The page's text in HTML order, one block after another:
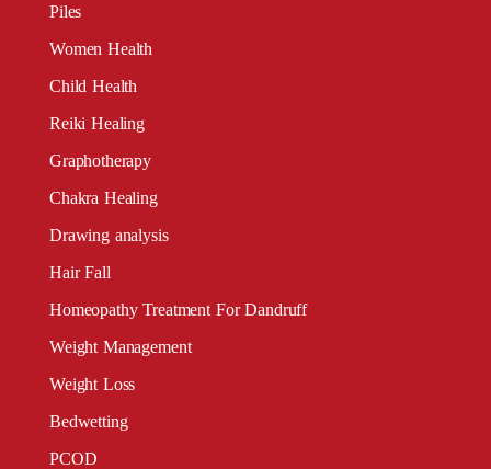
Piles
Women Health
Child Health
Reiki Healing
Graphotherapy
Chakra Healing
Drawing analysis
Hair Fall
Homeopathy Treatment For Dandruff
Weight Management
Weight Loss
Bedwetting
PCOD